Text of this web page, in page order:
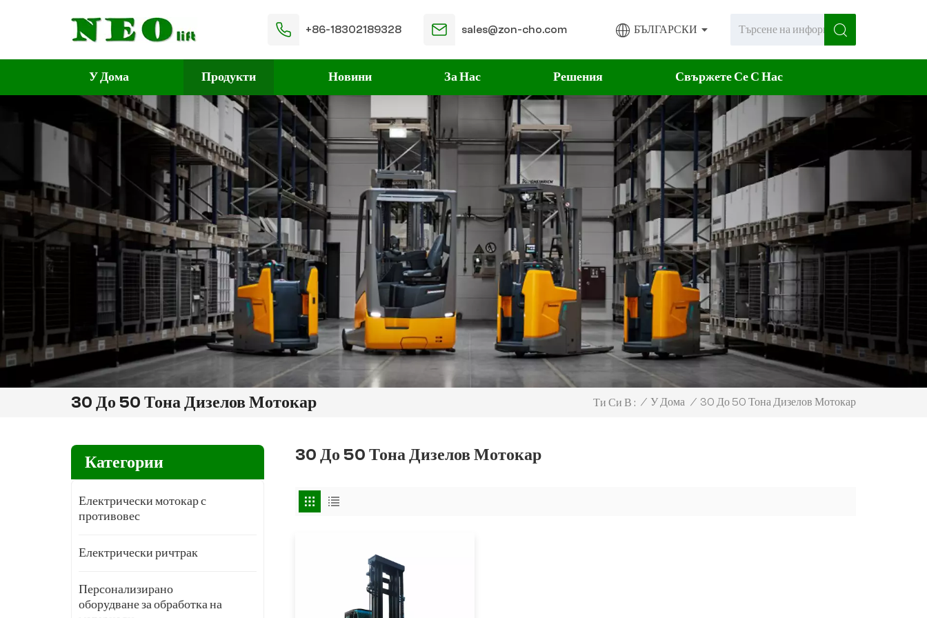
+86-18302189328 sales@zon-cho.com БЪЛГАРСКИ
У Дома Продукти Новини За Нас Решения Свържете Се С Нас
30 До 50 Тона Дизелов Мотокар Ти Си В : / У Дома / 30 До 50 Тона Дизелов Мотокар
30 До 50 Тона Дизелов Мотокар
Категории
Електрически мотокар с
противовес
Електрически ричтрак
Персонализирано
оборудване за обработка на